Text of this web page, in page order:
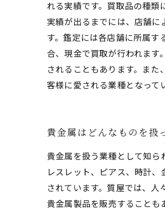
れる実績です。買取品の種
実績が出るまでには、店舗
す。鑑定には各店舗に所属
合、現金で買取が行われま
されることもあります。ま
客様に愛される業種となって
貴金属はどんなものを扱
貴金属を扱う業種として知
レスレット、ピアス、時計
されています。質屋では、
貴金属製品を販売すること